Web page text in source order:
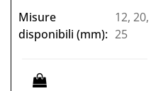
Misure
disponibili (mm):
12, 20,
25
Quantità